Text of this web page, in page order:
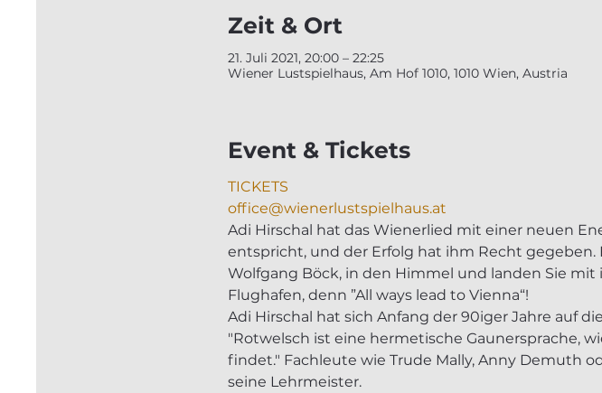
Zeit & Ort
21. Juli 2021, 20:00 – 22:25
Wiener Lustspielhaus, Am Hof 1010, 1010 Wien, Austria
Event & Tickets
TICKETS
office@wienerlustspielhaus.at
Adi Hirschal hat das Wienerlied mit einer neuen
entspricht, und der Erfolg hat ihm Recht gegeben.
Wolfgang Böck, in den Himmel und landen Sie
Flughafen, denn ”All ways lead to Vienna“!
Adi Hirschal hat sich Anfang der 90iger Jahre auf
"Rotwelsch ist eine hermetische Gaunersprache,
findet." Fachleute wie Trude Mally, Anny Demuth
seine Lehrmeister.